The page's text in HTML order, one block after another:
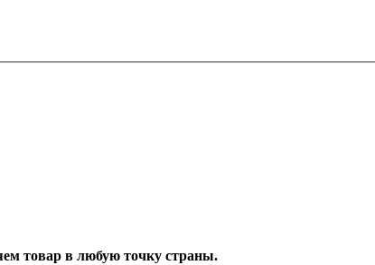
товар в любую точку страны.